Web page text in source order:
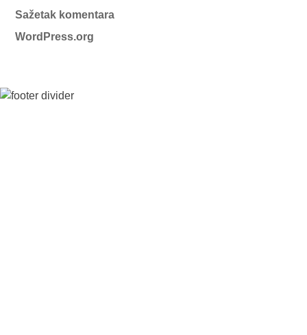
Sažetak komentara
WordPress.org